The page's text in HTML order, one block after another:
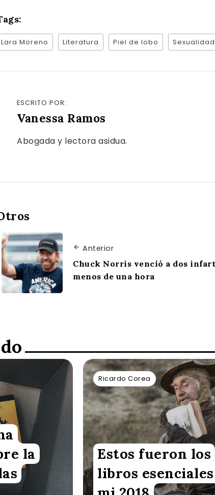
Lara Moreno Literatura Piel de lobo Sexualidad
ESCRITO POR:
Vanessa Ramos
Abogada y lectora asidua.
Anterior
Chuck Norris venció a dos
menos de una hora
la
Ricardo Corea
Estos fueron los
libros